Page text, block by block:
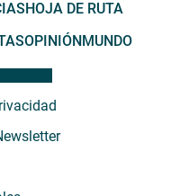
HOJA DE RUTA
OPINIÓN MUNDO